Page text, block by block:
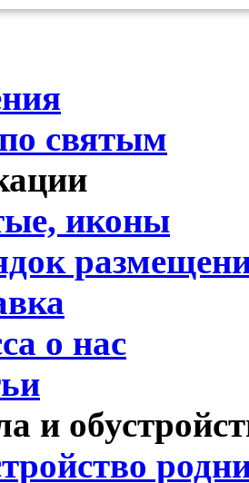
святым
иконы
о нас
и